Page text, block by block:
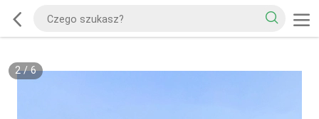
2/6